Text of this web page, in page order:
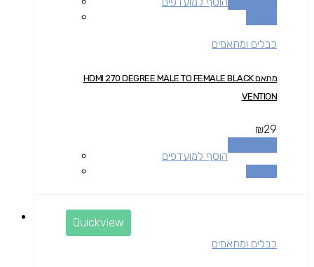
כבלים ומתאמים
מתאם HDMI 270 DEGREE MALE TO FEMALE BLACK
VENTION
₪29
הוסף למועדפים
Quickview
כבלים ומתאמים